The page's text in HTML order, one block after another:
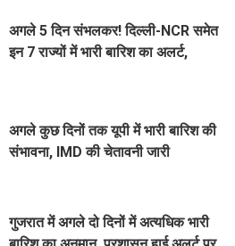
अगले 5 दिन संभलकर! दिल्ली-NCR समेत
इन 7 राज्यों में भारी बारिश का अलर्ट,
अगले कुछ दिनों तक यूपी में भारी बारिश की
संभावना, IMD की चेतावनी जारी
गुजरात में अगले दो दिनों में अत्यधिक भारी